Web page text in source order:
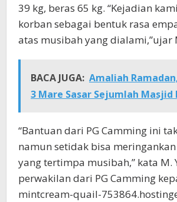
39 kg, beras 65 kg. “Kejadian
korban sebagai bentuk rasa
atas musibah yang dialami,”ujar
BACA JUGA: Amaliah
3 Mare Sasar Sejumlah Masjid
“Bantuan dari PG Camming ini
namun setidak bisa
yang tertimpa musibah,” kata M.
perwakilan dari PG Camming
mintcream-quail-